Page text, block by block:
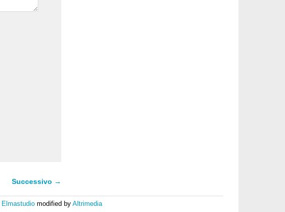
Successivo →
Elmastudio modified by Altrimedia